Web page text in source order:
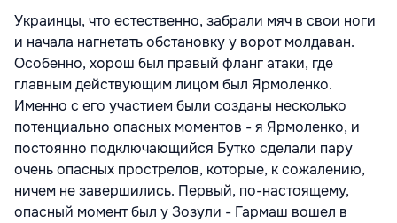
Украинцы, что естественно, забрали мяч в свои ноги
и начала нагнетать обстановку у ворот молдаван.
Особенно, хорош был правый фланг атаки, где
главным действующим лицом был Ярмоленко.
Именно с его участием были созданы несколько
потенциально опасных моментов - я Ярмоленко, и
постоянно подключающийся Бутко сделали пару
очень опасных прострелов, которые, к сожалению,
ничем не завершились. Первый, по-настоящему,
опасный момент был у Зозули - Гармаш вошел в